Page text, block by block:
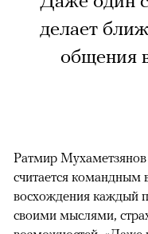
делает
общения
Ратмир Мухаметзянов
считается командным
восхождения каждый
своими мыслями,